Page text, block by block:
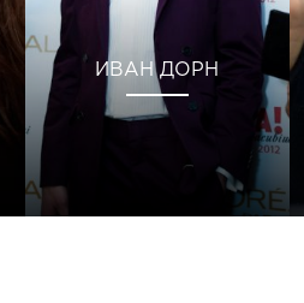
ИВАН ДОРН